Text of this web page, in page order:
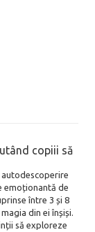
copiii să
emoționantă de
între 3 și 8
din ei înșiși.
să exploreze